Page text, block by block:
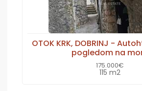
OTOK KRK, DOBRINJ -
pogledom na
175.000€
115 m2